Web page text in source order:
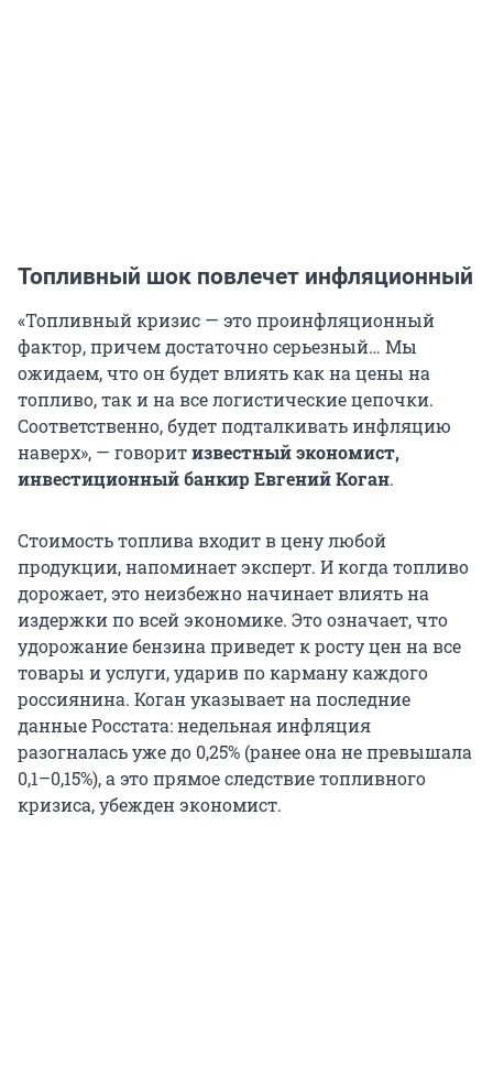
Топливный шок повлечет инфляционный
«Топливный кризис — это проинфляционный
фактор, причем достаточно серьезный… Мы
ожидаем, что он будет влиять как на цены на
топливо, так и на все логистические цепочки.
Соответственно, будет подталкивать инфляцию
наверх», — говоритизвестный экономист,
инвестиционный банкирЕвгений Коган.
Стоимость топлива входит в цену любой
продукции, напоминает эксперт. И когда топливо
дорожает, это неизбежно начинает влиять на
издержки по всей экономике. Это означает, что
удорожание бензина приведет к росту цен на все
товары и услуги, ударив по карману каждого
россиянина. Коган указывает на последние
данные Росстата: недельная инфляция
разогналась уже до 0,25% (ранее она не превышала
0,1–0,15%), а это прямое следствие топливного
кризиса, убежден экономист.